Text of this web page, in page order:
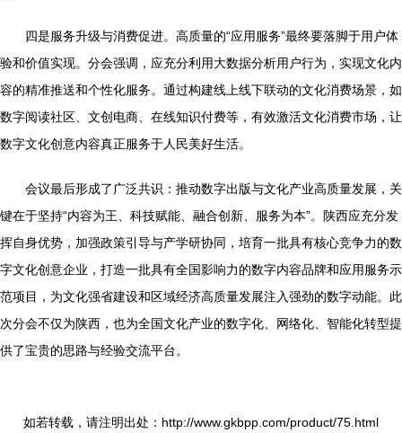
四是服务升级与消费促进。高质量的“应用服务”最终要落脚于用户体
验和价值实现。分会强调，应充分利用大数据分析用户行为，实现文化内
容的精准推送和个性化服务。通过构建线上线下联动的文化消费场景，如
数字阅读社区、文创电商、在线知识付费等，有效激活文化消费市场，让
数字文化创意内容真正服务于人民美好生活。
会议最后形成了广泛共识：推动数字出版与文化产业高质量发展，关
键在于坚持“内容为王、科技赋能、融合创新、服务为本”。陕西应充分发
挥自身优势，加强政策引导与产学研协同，培育一批具有核心竞争力的数
字文化创意企业，打造一批具有全国影响力的数字内容品牌和应用服务示
范项目，为文化强省建设和区域经济高质量发展注入强劲的数字动能。此
次分会不仅为陕西，也为全国文化产业的数字化、网络化、智能化转型提
供了宝贵的思路与经验交流平台。
如若转载，请注明出处：http://www.gkbpp.com/product/75.html